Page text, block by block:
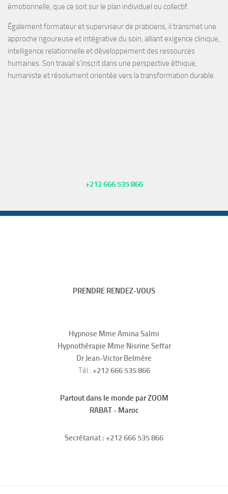
émotionnelle, que ce soit sur le plan individuel ou collectif.
Égalementformateur etsuperviseur de praticiens, il transmet une
approche rigoureuse et intégrative du soin, alliant exigence clinique,
intelligence relationnelle et développement des ressources
humaines. Son travail s’inscrit dans une perspective éthique,
humaniste et résolument orientée vers la transformation durable.
+212 666 535 866
PRENDRE RENDEZ-VOUS
Hypnose Mme Amina Salmi
Hypnothérapie Mme Nisrine Seffar
Dr Jean-Victor Belmère
Tél.: +212 666 535 866
Partout dans le monde par ZOOM
RABAT - Maroc
Secrétariat : +212 666 535 866